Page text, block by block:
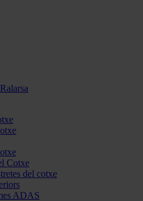
Cotxe
del cotxe
ADAS